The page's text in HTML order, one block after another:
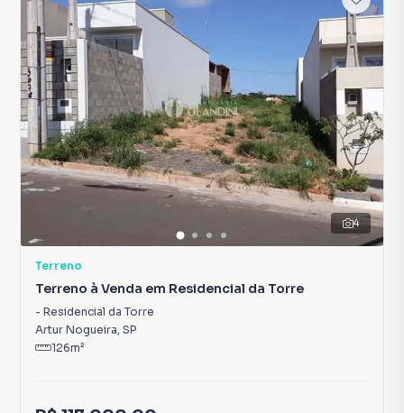
4
Terreno
Terreno à Venda em Residencial da Torre
- Residencial da Torre
Artur Nogueira, SP
126m²